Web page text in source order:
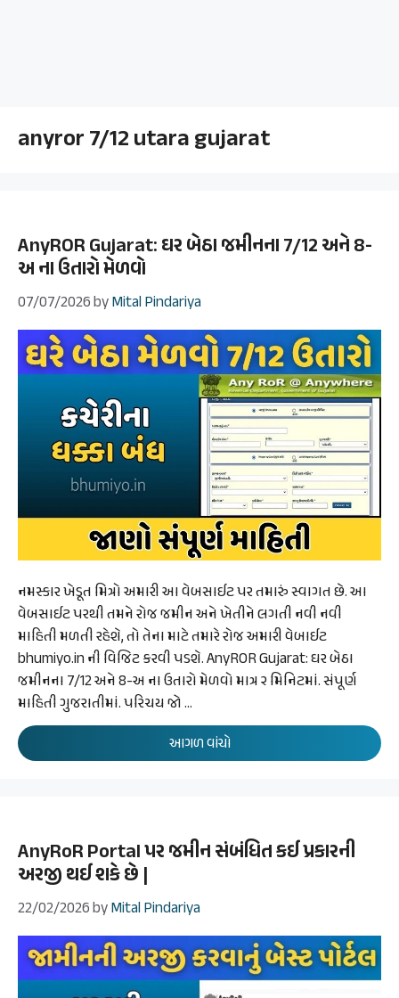
anyror 7/12 utara gujarat
AnyROR Gujarat: ઘર બેઠા જમીનના 7/12 અને 8-
અ ના ઉતારો મેળવો
07/07/2026byMital Pindariya
નમસ્કાર ખેડૂત મિત્રો અમારી આ વેબસાઈટ પર તમારું સ્વાગત છે. આ
વેબસાઈટ પરથી તમને રોજ જમીન અને ખેતીને લગતી નવી નવી
માહિતી મળતી રહેશે, તો તેના માટે તમારે રોજ અમારી વેબાઈટ
bhumiyo.in ની વિજિટ કરવી પડશે. AnyROR Gujarat: ઘર બેઠા
જમીનના 7/12 અને 8-અ ના ઉતારો મેળવો માત્ર ૨ મિનિટમાં. સંપૂર્ણ
માહિતી ગુજરાતીમાં. પરિચય જો …
આગળ વાંચો
AnyRoR Portal પર જમીન સંબંધિત કઈ પ્રકારની
અરજી થઈ શકે છે |
22/02/2026byMital Pindariya